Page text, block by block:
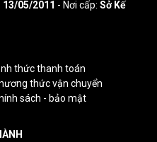
13/05/2011 - Nơi cấp: Sở Kế
thức thanh toán
thức vận chuyển
sách - bảo mật